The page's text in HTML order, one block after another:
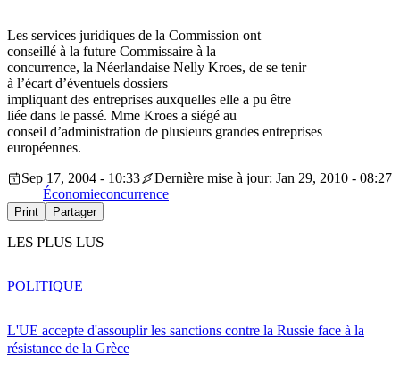
Les services juridiques de la Commission ont
conseillé à la future Commissaire à la
concurrence, la Néerlandaise Nelly Kroes, de se tenir
à l’écart d’éventuels dossiers
impliquant des entreprises auxquelles elle a pu être
liée dans le passé. Mme Kroes a siégé au
conseil d’administration de plusieurs grandes entreprises
européennes.
Sep 17, 2004 - 10:33
Dernière mise à jour: Jan 29, 2010 - 08:27
Économieconcurrence
Print Partager
LES PLUS LUS
L'UE accepte d'assouplir les sanctions contre la Russie face à la
résistance de la Grèce
POLITIQUE